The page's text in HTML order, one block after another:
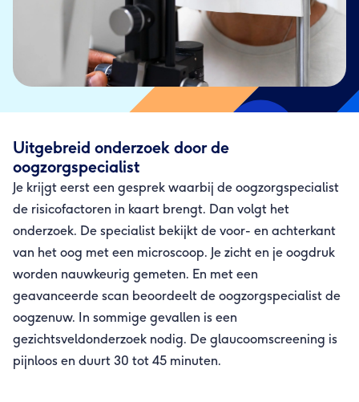
Uitgebreid onderzoek door de
oogzorgspecialist
Je krijgt eerst een gesprek waarbij de oogzorgspecialist
de risicofactoren in kaart brengt. Dan volgt het
onderzoek. De specialist bekijkt de voor- en achterkant
van het oog met een microscoop. Je zicht en je oogdruk
worden nauwkeurig gemeten. En met een
geavanceerde scan beoordeelt de oogzorgspecialist de
oogzenuw. In sommige gevallen is een
gezichtsveldonderzoek nodig. De glaucoomscreening is
pijnloos en duurt 30 tot 45 minuten.